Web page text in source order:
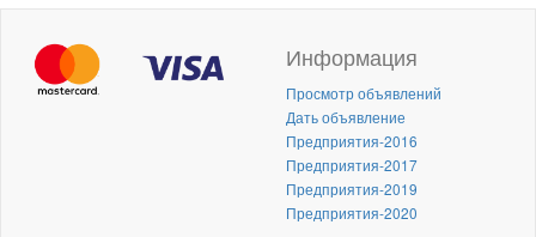
Информация
Просмотр объявлений
Дать объявление
Предприятия-2016
Предприятия-2017
Предприятия-2019
Предприятия-2020